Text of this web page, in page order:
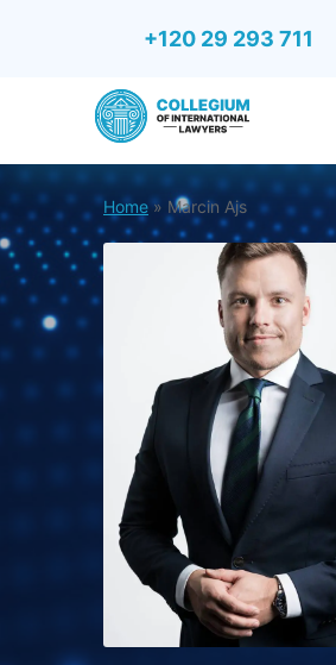
+120 29 293 711
Home» Marcin Ajs